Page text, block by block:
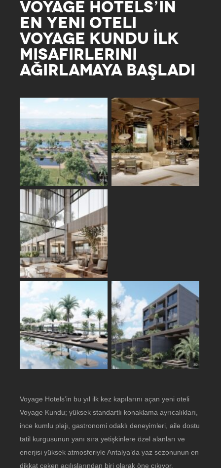
VOYAGE HOTELS’IN
EN YENI OTELI
VOYAGE KUNDU İLK
MISAFIRLERINI
AĞIRLAMAYA BAŞLADI
Voyage Hotels’in bu yıl ilk kez kapılarını açan yeni oteli
Voyage Kundu; yüksek standartlı konaklama ayrıcalıkları,
ince kumlu plajı, gastronomi odaklı deneyimleri, aile dostu
tatil kurgusunun yanı sıra yetişkinlere özel alanları ve
enerjisi yüksek atmosferiyle Antalya’da yaz sezonunun en
dikkat çeken açılışlarından biri olarak öne çıkıyor.